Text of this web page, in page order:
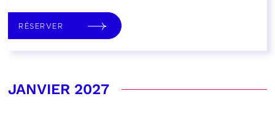
RÉSERVER
JANVIER 2027